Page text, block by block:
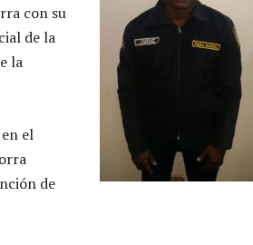
con su
de la
la
el
de